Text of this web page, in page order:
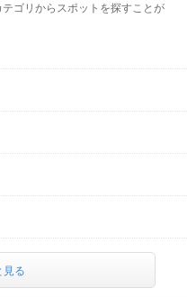
ゴリからスポットを探すことが
る